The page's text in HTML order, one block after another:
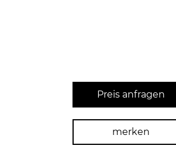
Preis anfragen
merken